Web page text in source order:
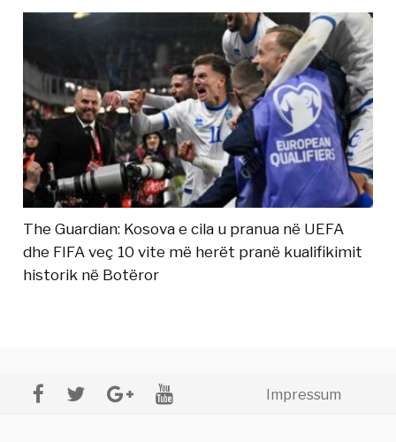
The Guardian: Kosova e cila u pranua në UEFA
dhe FIFA veç 10 vite më herët pranë kualifikimit
historik në Botëror
Impressum